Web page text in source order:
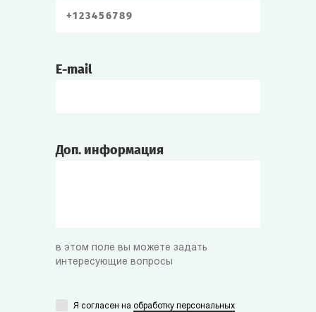
E-mail
Доп. информация
в этом поле вы можете задать
интересующие вопросы
Я согласен на обработку персональных